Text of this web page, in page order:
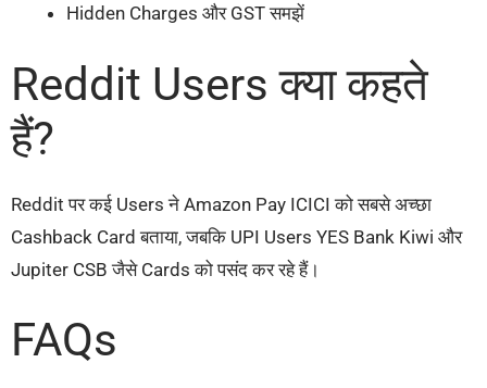
Hidden Charges और GST समझें
Reddit Users क्या कहते
हैं?
Reddit पर कई Users ने Amazon Pay ICICI को सबसे अच्छा
Cashback Card बताया, जबकि UPI Users YES Bank Kiwi और
Jupiter CSB जैसे Cards को पसंद कर रहे हैं।
FAQs